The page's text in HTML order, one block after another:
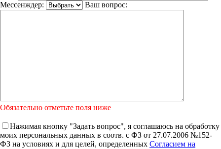
Мессенждер:
Ваш вопрос:
Обязательно отметьте поля ниже
Нажимая кнопку "Задать вопрос", я соглашаюсь на обработку
моих персональных данных в соотв. с ФЗ от 27.07.2006 №152-
ФЗ на условиях и для целей, определенных Согласием на